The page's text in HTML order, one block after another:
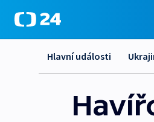
Hlavní události